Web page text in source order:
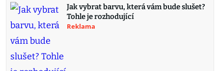
Jak vybrat barvu, která vám bude slušet?
Tohle je rozhodující
Reklama